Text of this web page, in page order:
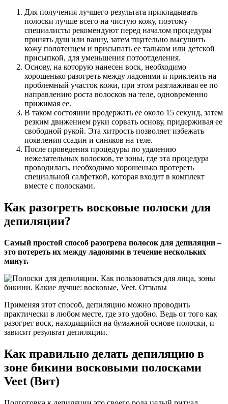
Для получения лучшего результата прикладывать
полоски лучше всего на чистую кожу, поэтому
специалисты рекомендуют перед началом процедуры
принять душ или ванну, затем тщательно высушить
кожу полотенцем и присыпать ее тальком или детской
присыпкой, для уменьшения потоотделения.
Основу, на которую нанесен воск, необходимо
хорошенько разогреть между ладонями и приклеить на
проблемный участок кожи, при этом разглаживая ее по
направлению роста волосков на теле, одновременно
прижимая ее.
В таком состоянии продержать ее около 15 секунд, затем
резким движением руки сорвать основу, придерживая ее
свободной рукой. Эта хитрость позволяет избежать
появления ссадин и синяков на теле.
После проведения процедуры по удалению
нежелательных волосков, те зоны, где эта процедура
проводилась, необходимо хорошенько протереть
специальной салфеткой, которая входит в комплект
вместе с полосками.
Как разогреть восковые полоски для
депиляции?
Самый простой способ разогрева полосок для депиляции –
это потереть их между ладонями в течение нескольких
минут.
Применяя этот способ, депиляцию можно проводить
практически в любом месте, где это удобно. Ведь от того как
разогрет воск, находящийся на бумажной основе полоски, и
зависит результат депиляции.
Как правильно делать депиляцию в
зоне бикини восковыми полосками
Veet (Вит)